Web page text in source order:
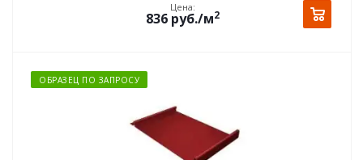
Цена:
836руб./м2
ОБРАЗЕЦ ПО ЗАПРОСУ